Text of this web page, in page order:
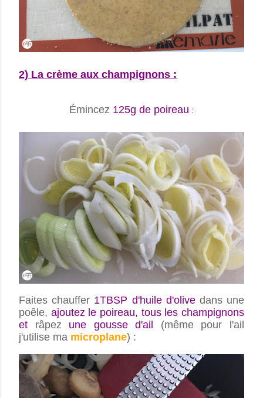
2) La crème aux champignons :
Émincez 125g de poireau :
Faites chauffer 1TBSP d'huile d'olivedans une
poêle, ajoutez le poireau, tous les champignons
et râpez une gousse d'ail (même pour l'ail
j'utilise ma microplane) :